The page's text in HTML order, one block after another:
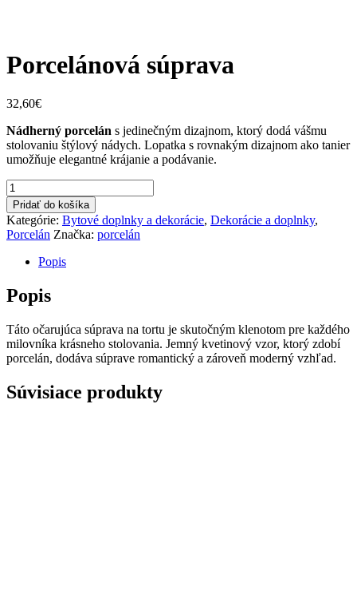
Porcelánová súprava
32,60€
Nádherný porcelán s jedinečným dizajnom, ktorý dodá vášmu
stolovaniu štýlový nádych. Lopatka s rovnakým dizajnom ako tanier
umožňuje elegantné krájanie a podávanie.
Porcelánová
súprava
quantity
Pridať do košíka
Kategórie: Bytové doplnky a dekorácie, Dekorácie a doplnky,
Porcelán Značka: porcelán
Popis
Popis
Táto očarujúca súprava na tortu je skutočným klenotom pre každého
milovníka krásneho stolovania. Jemný kvetinový vzor, ktorý zdobí
porcelán, dodáva súprave romantický a zároveň moderný vzhľad.
Súvisiace produkty